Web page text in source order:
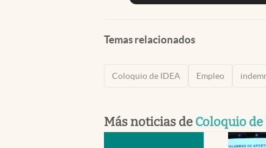
Temas relacionados
Coloquio de IDEA Empleo
Más noticias de Coloquio de